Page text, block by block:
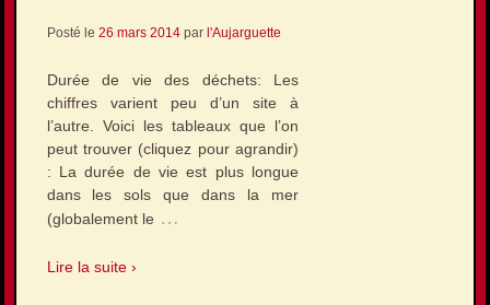
Posté le 26 mars 2014par l'Aujarguette
Durée de vie des déchets: Les
chiffres varient peu d’un site à
l’autre. Voici les tableaux que l’on
peut trouver (cliquez pour agrandir)
: La durée de vie est plus longue
dans les sols que dans la mer
(globalement le …
Lire la suite ›